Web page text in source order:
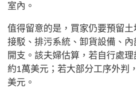
室內。
值得留意的是，買家仍要預留
接駁、排污系統、卸貨設備、
開支。該夫婦估算，若自行處
約1萬美元；若大部分工序外判
美元。